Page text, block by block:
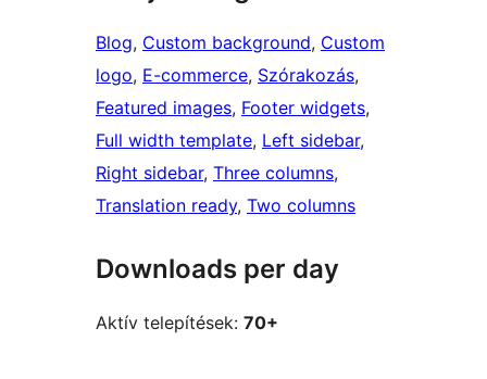
Blog, Custom background, Custom
logo, E-commerce, Szórakozás
Featured images, Footer widgets
Full width template, Left sidebar
Right sidebar, Three columns
Translation ready, Two columns
Downloads per day
Aktív telepítések: 70+